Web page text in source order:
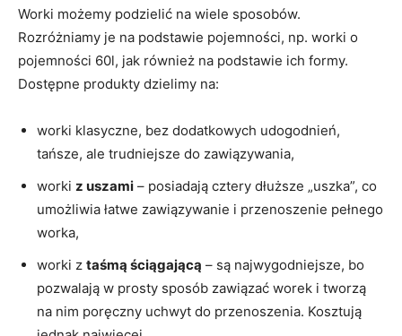
Worki możemy podzielić na wiele sposobów.
Rozróżniamy je na podstawie pojemności, np. worki o
pojemności 60l, jak również na podstawie ich formy.
Dostępne produkty dzielimy na:
worki klasyczne, bez dodatkowych udogodnień,
tańsze, ale trudniejsze do zawiązywania,
worki z uszami – posiadają cztery dłuższe „uszka”, co
umożliwia łatwe zawiązywanie i przenoszenie pełnego
worka,
worki z taśmą ściągającą – są najwygodniejsze, bo
pozwalają w prosty sposób zawiązać worek i tworzą
na nim poręczny uchwyt do przenoszenia. Kosztują